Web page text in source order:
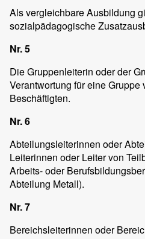
Als vergleichbare Ausbildung
sozialpädagogische
Nr. 5
Die Gruppenleiterin oder der
Verantwortung für eine Gruppe
Beschäftigten.
Nr. 6
Abteilungsleiterinnen oder
Leiterinnen oder Leiter von
Arbeits- oder
Abteilung Metall).
Nr. 7
Bereichsleiterinnen oder